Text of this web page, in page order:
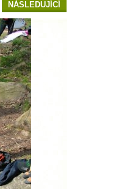
NÁSLEDUJÍCÍ